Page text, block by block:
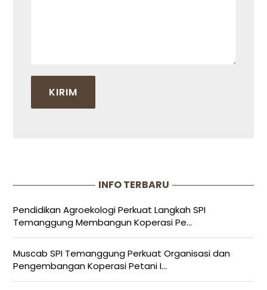
INFO TERBARU
Pendidikan Agroekologi Perkuat Langkah SPI
Temanggung Membangun Koperasi Pe...
Muscab SPI Temanggung Perkuat Organisasi dan
Pengembangan Koperasi Petani I...